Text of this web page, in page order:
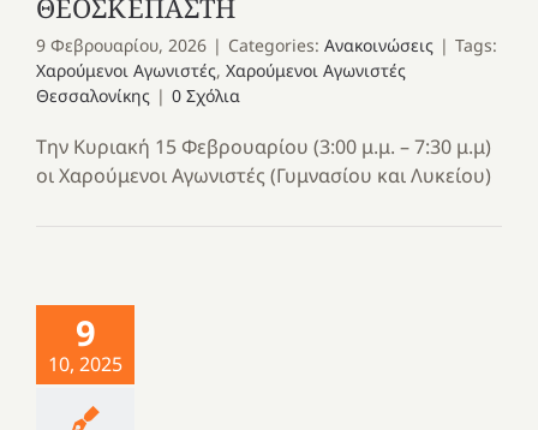
ΘΕΟΣΚΕΠΑΣΤΗ
9 Φεβρουαρίου, 2026 | Categories: Ανακοινώσεις | Tags:
Χαρούμενοι Αγωνιστές, Χαρούμενοι Αγωνιστές
Θεσσαλονίκης | 0 Σχόλια
Την Κυριακή 15 Φεβρουαρίου (3:00 μ.μ. – 7:30 μ.μ)
οι Χαρούμενοι Αγωνιστές (Γυμνασίου και Λυκείου)
9
10, 2025